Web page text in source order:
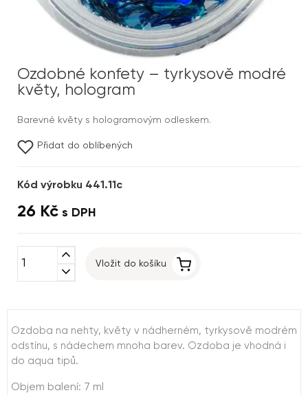
Ozdobné konfety – tyrkysově modré
květy, hologram
Barevné květy s hologramovým odleskem.
Přidat do oblíbených
Kód výrobku 441.11c
26 Kč s DPH
expand_less
expand_more
Vložit do košíku
Ozdoba na nehty, květy v nádherném, tyrkysově modrém
odstínu, s nádechem mnoha barev. Ozdoba je vhodná i
do aqua tipů.
Objem balení: 7 ml